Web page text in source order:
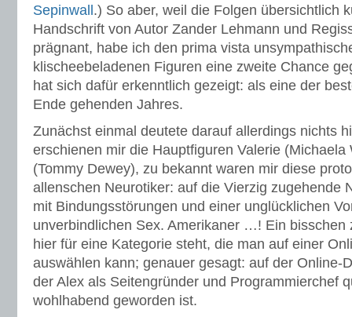
Sepinwall .) So aber, weil die Folgen übersichtlich
Handschrift von Autor Zander Lehmann und
prägnant, habe ich den prima vista
klischeebeladenen Figuren eine zweite Chance
hat sich dafür erkenntlich gezeigt: als eine der
Ende gehenden Jahres.
Zunächst einmal deutete darauf allerdings nichts
erschienen mir die Hauptfiguren Valerie (Michaela
(Tommy Dewey), zu bekannt waren mir diese
allenschen Neurotiker: auf die Vierzig zugehende
mit Bindungsstörungen und einer unglücklichen
unverbindlichen Sex. Amerikaner …! Ein bisschen
hier für eine Kategorie steht, die man auf einer
auswählen kann; genauer gesagt: auf der Online-
der Alex als Seitengründer und Programmierchef
wohlhabend geworden ist.